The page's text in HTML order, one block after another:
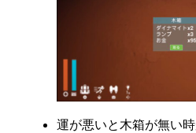
運が悪いと木箱が無い